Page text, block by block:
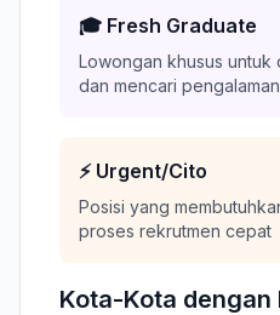
🎓 Fresh Graduate
Lowongan khusus
dan mencari
⚡ Urgent/Cito
Posisi yang
proses rekrutmen cepat
Kota-Kota dengan